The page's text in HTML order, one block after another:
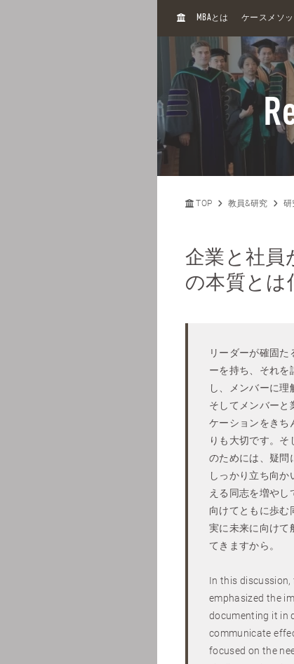
H
MBAとは ケースメソッ
TOP 教員&研究 研
企業と社員
の本質とは
リーダーが確固た
ーを持ち、それを
し、メンバーに理
そしてメンバーと
ケーションをきち
りも大切です。
のためには、疑問
しっかり立ち向
える同志を増やし
向けてともに歩む
実に未来に向けて
てきますから。
In this discussion,
emphasized the
documenting it in
communicate
focused on the